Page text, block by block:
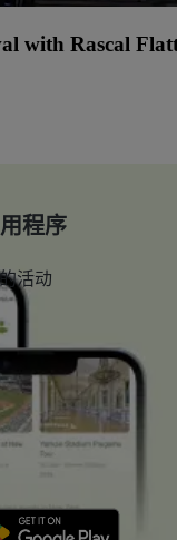
with Rascal
程序
活动